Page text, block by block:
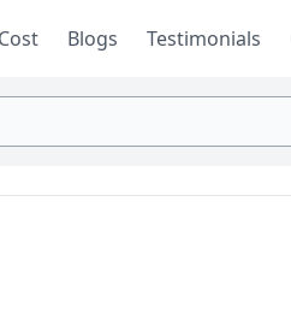
Cost Blogs Testimonials